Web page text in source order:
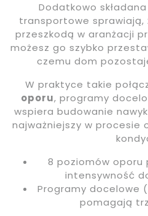
Dodatkowo
transportowe sprawiają,
przeszkodą w aranżacji
możesz go szybko
czemu dom
W praktyce takie
oporu, programy
wspiera budowanie
najważniejszy w procesie
8 poziomów oporu
intensywność
Programy docelowe
pomagają